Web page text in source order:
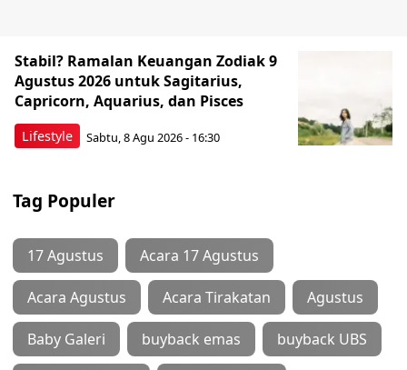
Lifestyle
Stabil? Ramalan Keuangan Zodiak 9
Agustus 2026 untuk Sagitarius,
Capricorn, Aquarius, dan Pisces
Sabtu, 8 Agu 2026 - 16:30
Tag Populer
17 Agustus Acara 17 Agustus
Acara Agustus Acara Tirakatan Agustus
Baby Galeri buyback emas buyback UBS